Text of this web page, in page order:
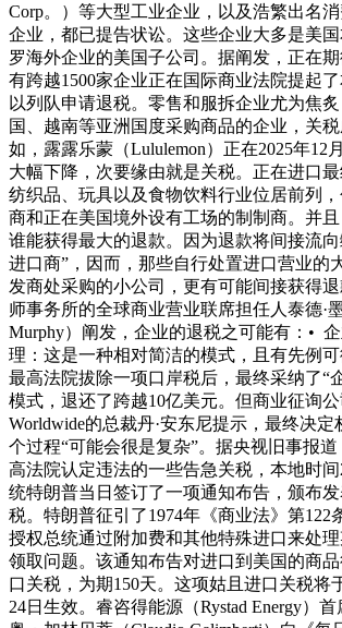
Corp。）等大型工业企业，以及浩繁出名
企业，都已提告状讼。这些企业大多是美
罗海外企业的美国子公司。据阐发，正在
有跨越1500家企业正在国际商业法院提起了
以列队申请退税。零售和服拆企业尤为焦
国、越南等亚洲国度采购商品的企业，关
如，露露乐蒙（Lululemon）正在2025年12
大幅下降，次要缘由就是关税。正在进口最
纺织品、玩具以及食物饮料行业位居前列
商和正在美国境外设有工场的制制商。并
谁能获得最大的退款。因为退款将间接流
进口商”，因而，那些自行处置进口营业的
发商处采购的小公司，更有可能间接获得
师事务所的全球商业营业联席担任人泰德·
Murphy）阐发，企业的退税之可能有：•
理：这是一种相对简洁的模式，且有先例可
最高法院拔除一项口岸税后，最终采纳了“
模式，退还了跨越10亿美元。但商业征询公
Worldwide的总裁丹·安东尼提示，最终决
个过程“可能会很是复杂”。据央视旧事报
高法院认定违法的一些告急关税，本地时
统特朗普当日签订了一项通知布告，颁布
税。特朗普征引了1974年《商业法》第122
授权总统通过附加费和其他特殊进口来处
领取问题。该通知布告对进口到美国的商
口关税，为期150天。这项姑且进口关税将
24日生效。睿咨得能源（Rystad Energy）